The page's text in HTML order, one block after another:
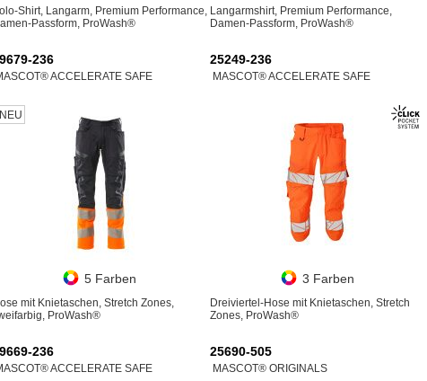
Shirt, Langarm, Premium Performance,
Passform, ProWash®
Langarmshirt, Premium Performance,
Damen-Passform, ProWash®
236
ACCELERATE SAFE
NEU
5 Farben
mit Knietaschen, Stretch Zones,
ProWash®
25249-236
MASCOT® ACCELERATE SAFE
3 Farben
Dreiviertel-Hose mit Knietaschen, Stretch
Zones, ProWash®
236
ACCELERATE SAFE
25690-505
MASCOT® ORIGINALS